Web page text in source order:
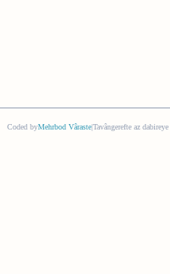
Coded byMehrbod Vâraste|Tavângerefte az dabireye